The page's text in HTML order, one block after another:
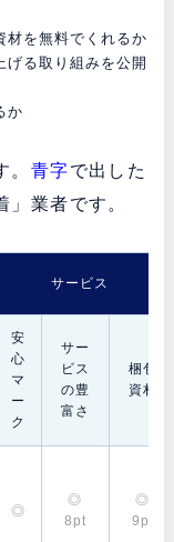
材を無料でくれるか
る取り組みを公開
か
青字で出した
業者です。
サービス
安
心
マ
ー
ク
サー
ビス
の豊
富さ
梱包
資材
◎
◎
8pt
◎
9pt